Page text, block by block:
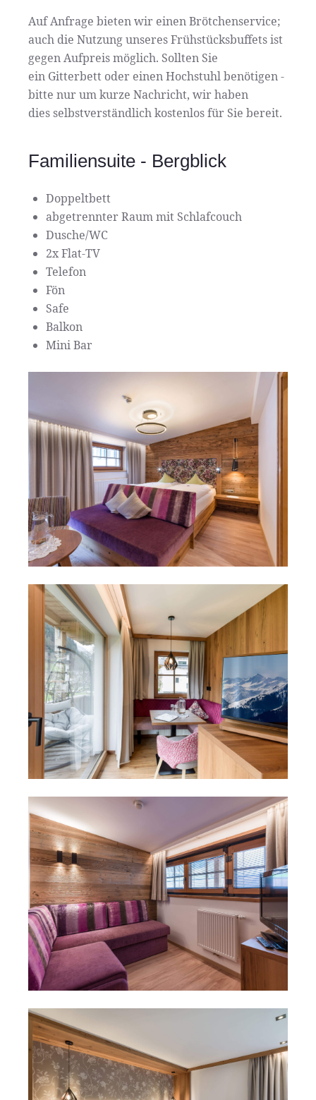
Auf Anfrage bieten wir einen Brötchenservice;
auch die Nutzung unseres Frühstücksbuffets ist
gegen Aufpreis möglich. Sollten Sie
ein Gitterbett oder einen Hochstuhl benötigen -
bitte nur um kurze Nachricht, wir haben
dies selbstverständlich kostenlos für Sie bereit.
Familiensuite - Bergblick
Doppeltbett
abgetrennter Raum mit Schlafcouch
Dusche/WC
2x Flat-TV
Telefon
Fön
Safe
Balkon
Mini Bar